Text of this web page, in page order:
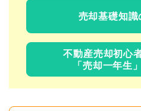
売却基礎知識
不動産売却初心
「売却一年生